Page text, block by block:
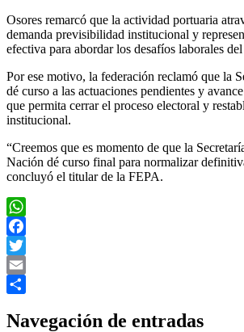
Osores remarcó que la actividad portuaria
demanda previsibilidad institucional y
efectiva para abordar los desafíos laborales del
Por ese motivo, la federación reclamó que la
dé curso a las actuaciones pendientes y
que permita cerrar el proceso electoral y
institucional.
“Creemos que es momento de que la
Nación dé curso final para normalizar
concluyó el titular de la FEPA.
WhatsApp
Facebook
Twitter
Email
Navegación de entradas